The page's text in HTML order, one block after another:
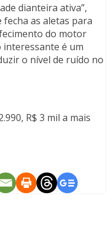
dianteira ativa”,
as aletas para
do motor
interessante é um
o nível de ruído no
R$ 3 mil a mais